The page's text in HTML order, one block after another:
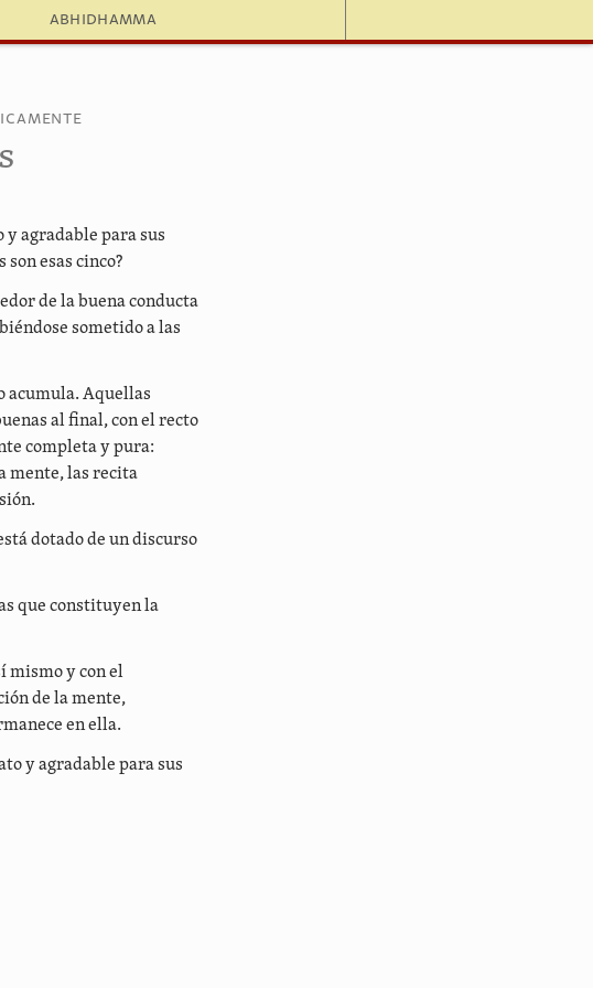
Abhidhamma
y agradable para sus
esas cinco?
de la buena conducta
sometido a las
acumula. Aquellas
al final, con el recto
completa y pura:
mente, las recita
dotado de un discurso
que constituyen la
mismo y con el
de la mente,
en ella.
y agradable para sus